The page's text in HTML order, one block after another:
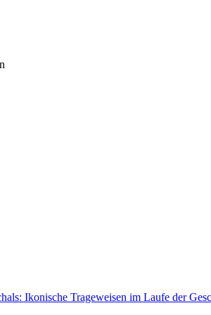
Ikonische Trageweisen im Laufe der